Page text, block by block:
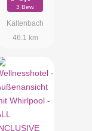
3 Bew.
Kaltenbach
46.1 km